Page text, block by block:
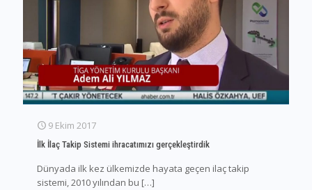
9 Ekim 2017
İlk İlaç Takip Sistemi ihracatımızı gerçekleştirdik
Dünyada ilk kez ülkemizde hayata geçen ilaç takip
sistemi, 2010 yılından bu […]